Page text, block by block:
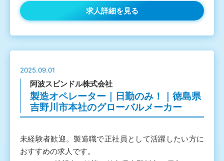
求人詳細を見る
2025.09.01
阿波スピンドル株式会社
製造オペレーター｜日勤のみ！｜徳島県
吉野川市本社のグローバルメーカー
未経験者歓迎。製造職で正社員として活躍したい方に
おすすめの求人です。